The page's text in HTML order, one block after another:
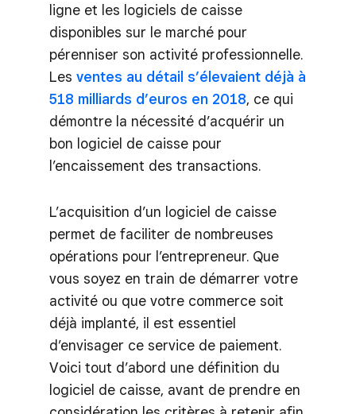
ligne et les logiciels de caisse
disponibles sur le marché pour
pérenniser son activité professionnelle.
Les ventes au détail s’élevaient déjà à
518 milliards d’euros en 2018, ce qui
démontre la nécessité d’acquérir un
bon logiciel de caisse pour
l’encaissement des transactions.
L’acquisition d’un logiciel de caisse
permet de faciliter de nombreuses
opérations pour l’entrepreneur. Que
vous soyez en train de démarrer votre
activité ou que votre commerce soit
déjà implanté, il est essentiel
d’envisager ce service de paiement.
Voici tout d’abord une définition du
logiciel de caisse, avant de prendre en